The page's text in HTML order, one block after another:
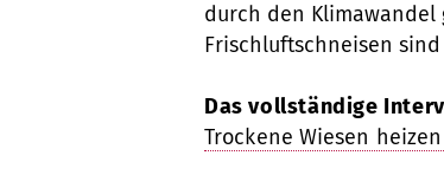
durch den Klimawandel
Frischluftschneisen
Das vollständige
Trockene Wiesen